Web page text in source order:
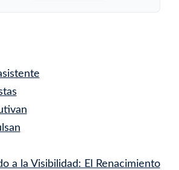
a la Visibilidad: El Renacimiento